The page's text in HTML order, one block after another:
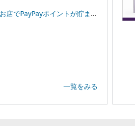
が貯まる！「スーパーPayPayクーポン」
一覧をみる